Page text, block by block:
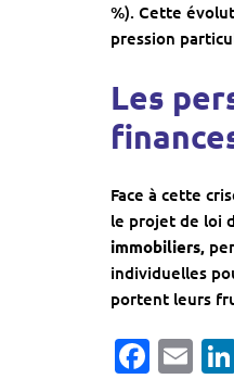
%). Cette
pression
Les
Face à cette
le projet de loi
immobiliers,
individuelles
portent leurs